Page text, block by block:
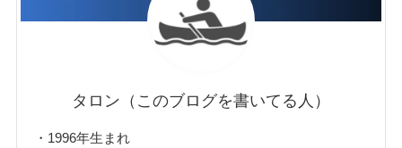
タロン（このブログを書いてる人）
・1996年生まれ